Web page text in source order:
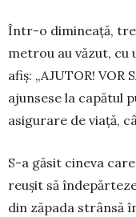
Într-o dimineață,
metrou au văzut,
afiș: „AJUTOR! VOR
ajunsese la capătul
asigurare de viață,
S-a găsit cineva
reușit să
din zăpada strânsă